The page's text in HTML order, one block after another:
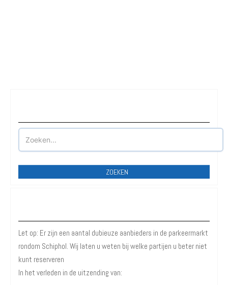
ZOEKEN
Let op: Er zijn een aantal dubieuze aanbieders in de parkeermarkt
rondom Schiphol. Wij laten u weten bij welke partijen u beter niet
kunt reserveren
In het verleden in de uitzending van: